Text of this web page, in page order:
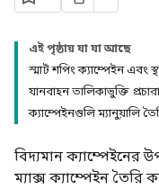
এই পৃষ্ঠায় যা যা আছে
স্মার্ট শপিং ক্যাম্পেইন এবং
যানবাহন তালিকাভুক্তি
ক্যাম্পেইনগুলি ম্যানুয়ালি
বিদ্যমান ক্যাম্পেইনের
ম্যাক্স ক্যাম্পেইন তৈরি